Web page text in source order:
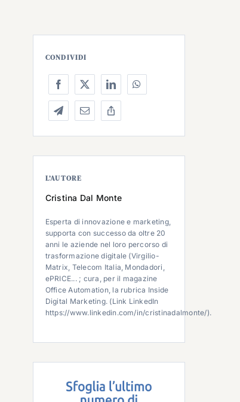
CONDIVIDI
L’AUTORE
Cristina Dal Monte
Esperta di innovazione e marketing,
supporta con successo da oltre 20
anni le aziende nel loro percorso di
trasformazione digitale (Virgilio-
Matrix, Telecom Italia, Mondadori,
ePRICE... ; cura, per il magazine
Office Automation, la rubrica Inside
Digital Marketing. (Link LinkedIn
https://www.linkedin.com/in/cristinadalmonte/).